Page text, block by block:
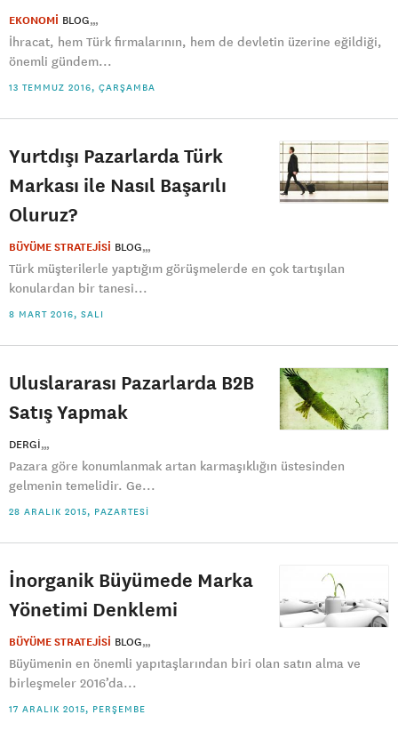
EKONOMİ BLOG
İhracat, hem Türk firmalarının, hem de devletin üzerine eğildiği,
önemli gündem...
13 TEMMUZ 2016, ÇARŞAMBA
Yurtdışı Pazarlarda Türk
Markası ile Nasıl Başarılı
Oluruz?
BÜYÜME STRATEJİSİ BLOG
Türk müşterilerle yaptığım görüşmelerde en çok tartışılan
konulardan bir tanesi...
8 MART 2016, SALI
Uluslararası Pazarlarda B2B
Satış Yapmak
DERGI
Pazara göre konumlanmak artan karmaşıklığın üstesinden
gelmenin temelidir. Ge...
28 ARALIK 2015, PAZARTESI
İnorganik Büyümede Marka
Yönetimi Denklemi
BÜYÜME STRATEJİSİ BLOG
Büyümenin en önemli yapıtaşlarından biri olan satın alma ve
birleşmeler 2016’da...
17 ARALIK 2015, PERŞEMBE